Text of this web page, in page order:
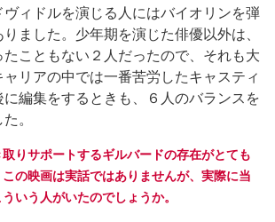
ヴィドルを演じる人にはバイオリンを弾
ました。少年期を演じた俳優以外は、
こともない２人だったので、それも大
リアの中では一番苦労したキャスティ
に編集をするときも、６人のバランスを
。
取りサポートするギルバードの存在がとても
の映画は実話ではありませんが、実際に当
いう人がいたのでしょうか。